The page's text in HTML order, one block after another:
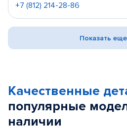
+7 (812) 214-28-86
Показать
Качественные
популярные
наличии